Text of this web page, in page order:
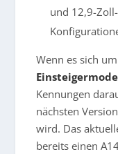
und 12,9-
Wenn es sich
Kennungen
nächsten
wird. Das
bereits einen